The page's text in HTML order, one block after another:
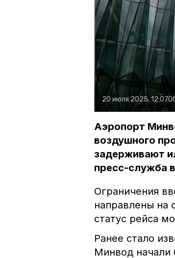
20 июля 2025, 12:07
Аэропорт
воздушного
задерживают
пресс-служба
Ограничения
направлены на
статус рейса
Ранее стало
Минвод начали